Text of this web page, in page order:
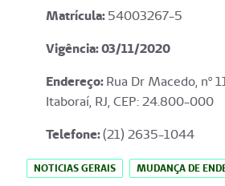
Matrícula:54003267-5
Vigência: 03/11/2020
Endereço:Rua Dr Macedo, nº
Itaboraí, RJ, CEP: 24.800-000
Telefone:(21) 2635-1044
NOTICIAS GERAIS MUDANÇA DE